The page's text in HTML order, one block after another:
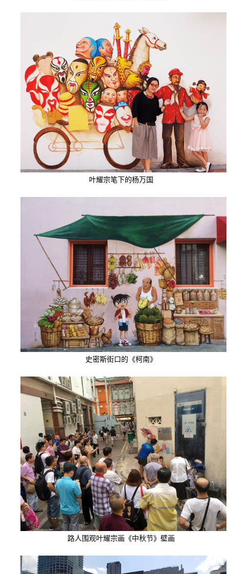
叶耀宗笔下的杨万国
史密斯街口的《柯南》
路人围观叶耀宗画《中秋节》壁画